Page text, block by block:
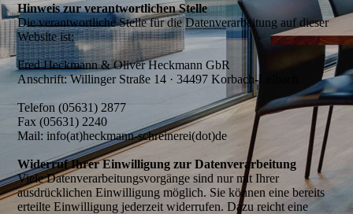
Hinweis zur verantwortlichen Stelle
Die verantwortliche Stelle für die Datenverarbeitung auf dieser
Website ist:
Fred Heckmann & Oliver Heckmann GbR
Anschrift: Willinger Straße 14 · 34497 Korbach-Lelbach
Telefon (05631) 2877
Fax (05631) 2240
Mail: info(at)heckmann-schreinerei(dot)de
Widerruf Ihrer Einwilligung zur Datenverarbeitung
Viele Datenverarbeitungsvorgänge sind nur mit Ihrer
ausdrücklichen Einwilligung möglich. Sie können eine bereits
erteilte Einwilligung jederzeit widerrufen. Dazu reicht eine